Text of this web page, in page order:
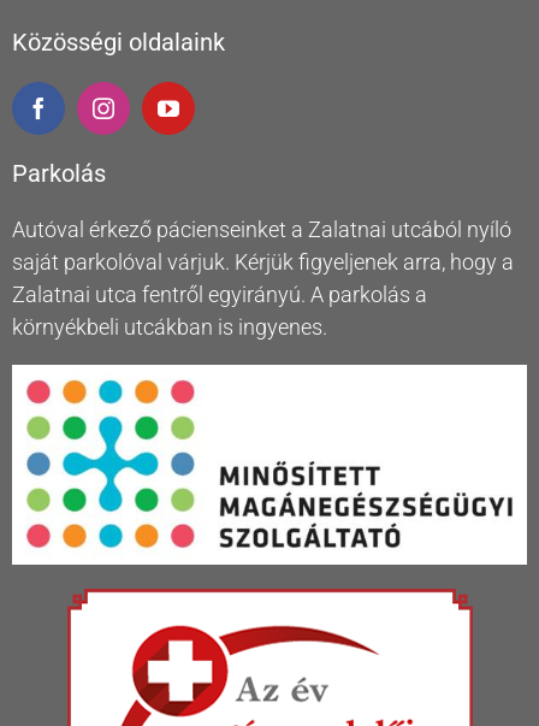
Közösségi oldalaink
Parkolás
Autóval érkező pácienseinket a Zalatnai utcából nyíló
saját parkolóval várjuk. Kérjük figyeljenek arra, hogy a
Zalatnai utca fentről egyirányú. A parkolás a
környékbeli utcákban is ingyenes.